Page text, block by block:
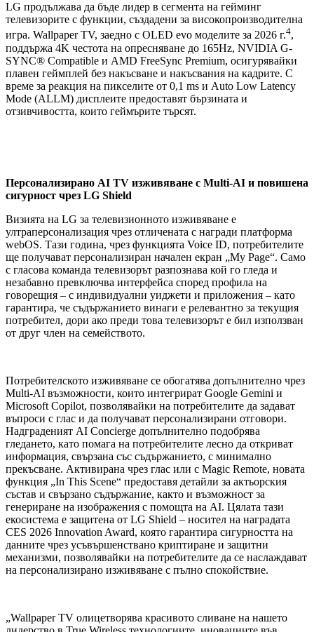
LG продължава да бъде лидер в сегмента на гейминг
телевизорите с функции, създадени за високопроизводителна
игра. Wallpaper TV, заедно с OLED evo моделите за 2026 г.4,
поддържа 4K честота на опресняване до 165Hz, NVIDIA G-
SYNC® Compatible и AMD FreeSync Premium, осигурявайки
плавен геймплей без накъсване и накъсвания на кадрите. С
време за реакция на пикселите от 0,1 ms и Auto Low Latency
Mode (ALLM) дисплеите предоставят бързината и
отзивчивостта, които геймърите търсят.
Персонализирано AI TV изживяване с Multi-AI и повишена
сигурност чрез LG Shield
Визията на LG за телевизионното изживяване е
ултраперсонализация чрез отличената с награди платформа
webOS. Тази година, чрез функцията Voice ID, потребителите
ще получават персонализиран начален екран „My Page“. Само
с гласова команда телевизорът разпознава кой го гледа и
незабавно превключва интерфейса според профила на
говорещия – с индивидуални уиджети и приложения – като
гарантира, че съдържанието винаги е релевантно за текущия
потребител, дори ако преди това телевизорът е бил използван
от друг член на семейството.
Потребителското изживяване се обогатява допълнително чрез
Multi-AI възможности, които интегрират Google Gemini и
Microsoft Copilot, позволявайки на потребителите да задават
въпроси с глас и да получават персонализирани отговори.
Надграденият AI Concierge допълнително подобрява
гледането, като помага на потребителите лесно да откриват
информация, свързана със съдържанието, с минимално
прекъсване. Активирана чрез глас или с Magic Remote, новата
функция „In This Scene“ предоставя детайли за актьорския
състав и свързано съдържание, както и възможност за
генериране на изображения с помощта на AI. Цялата тази
екосистема е защитена от LG Shield – носител на наградата
CES 2026 Innovation Award, която гарантира сигурността на
данните чрез усъвършенствано криптиране и защитни
механизми, позволявайки на потребителите да се наслаждават
на персонализирано изживяване с пълно спокойствие.
„Wallpaper TV олицетворява красивото сливане на нашето